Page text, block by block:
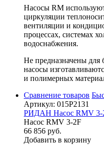
Насосы RM
циркуляции
вентиляции и
процессах, системах
водоснабжения.
Не предназначены
насосы
и полимерных
Сравнение товаров
Артикул: 015P2131
РИДАН Насос RMV 3-
Насос RMV 3-2F
66 856 руб.
Добавить в корзину